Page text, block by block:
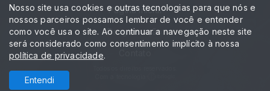
Página Inicial
Programação
Nosso site usa cookies e outras tecnologias para que nós e
nossos parceiros possamos lembrar de você e entender
como você usa o site. Ao continuar a navegação neste site
será considerado como consentimento implícito à nossa
política de privacidade.
Entendi